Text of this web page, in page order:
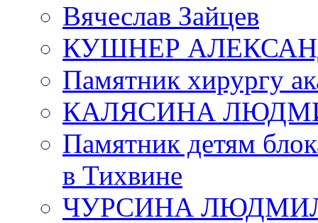
Вячеслав Зайцев
КУШНЕР
Памятник хирургу
КАЛЯСИНА
Памятник детям
в Тихвине
ЧУРСИНА